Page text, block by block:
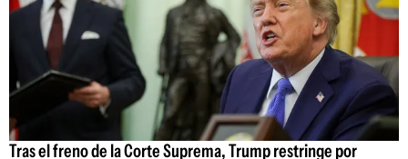
Tras el freno de la Corte Suprema, Trump restringe por